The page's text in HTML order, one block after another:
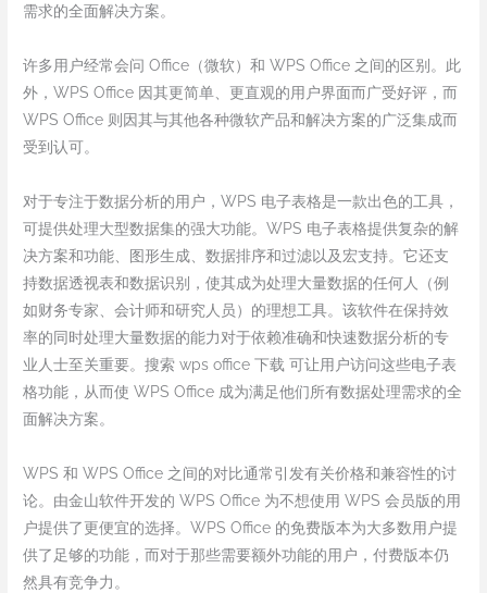
需求的全面解决方案。
许多用户经常会问 Office（微软）和 WPS Office 之间的区别。此
外，WPS Office 因其更简单、更直观的用户界面而广受好评，而
WPS Office 则因其与其他各种微软产品和解决方案的广泛集成而
受到认可。
对于专注于数据分析的用户，WPS 电子表格是一款出色的工具，
可提供处理大型数据集的强大功能。WPS 电子表格提供复杂的解
决方案和功能、图形生成、数据排序和过滤以及宏支持。它还支
持数据透视表和数据识别，使其成为处理大量数据的任何人（例
如财务专家、会计师和研究人员）的理想工具。该软件在保持效
率的同时处理大量数据的能力对于依赖准确和快速数据分析的专
业人士至关重要。搜索 wps office 下载 可让用户访问这些电子表
格功能，从而使 WPS Office 成为满足他们所有数据处理需求的全
面解决方案。
WPS 和 WPS Office 之间的对比通常引发有关价格和兼容性的讨
论。由金山软件开发的 WPS Office 为不想使用 WPS 会员版的用
户提供了更便宜的选择。WPS Office 的免费版本为大多数用户提
供了足够的功能，而对于那些需要额外功能的用户，付费版本仍
然具有竞争力。